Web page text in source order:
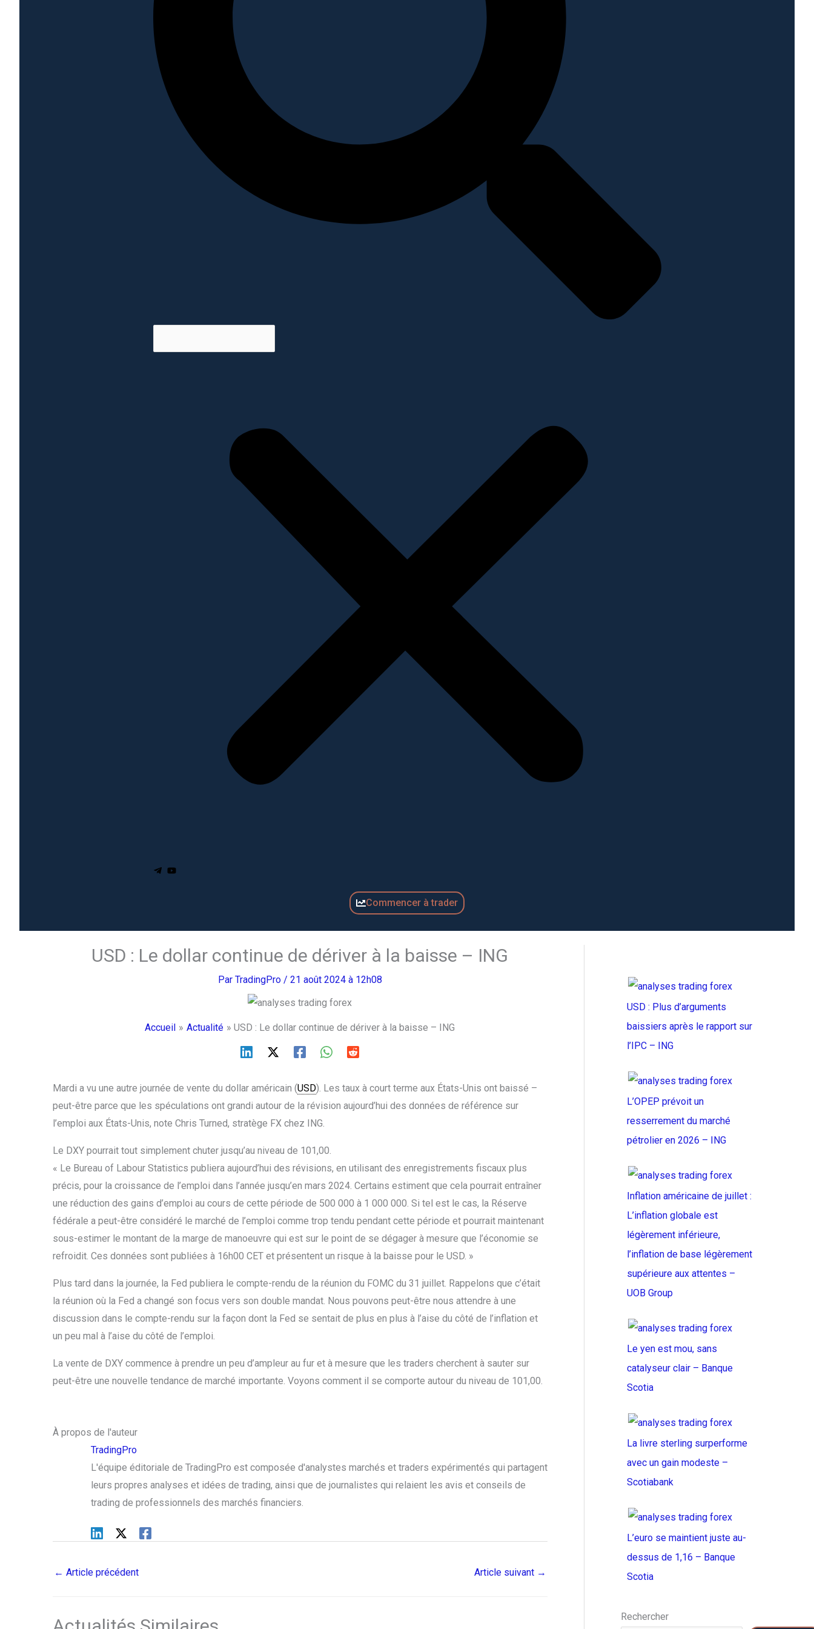
Commencer à trader
USD : Le dollar continue de dériver à la baisse – ING
Par TradingPro / 21 août 2024 à 12h08
Accueil Actualité USD : Le dollar continue de dériver à la baisse – ING
Mardi a vu une autre journée de vente du dollar américain (USD). Les taux à court terme aux États-Unis ont baissé –
peut-être parce que les spéculations ont grandi autour de la révision aujourd’hui des données de référence sur
l’emploi aux États-Unis, note Chris Turned, stratège FX chez ING.
Le DXY pourrait tout simplement chuter jusqu’au niveau de 101,00.
« Le Bureau of Labour Statistics publiera aujourd’hui des révisions, en utilisant des enregistrements fiscaux plus
précis, pour la croissance de l’emploi dans l’année jusqu’en mars 2024. Certains estiment que cela pourrait entraîner
une réduction des gains d’emploi au cours de cette période de 500 000 à 1 000 000. Si tel est le cas, la Réserve
fédérale a peut-être considéré le marché de l’emploi comme trop tendu pendant cette période et pourrait maintenant
sous-estimer le montant de la marge de manoeuvre qui est sur le point de se dégager à mesure que l’économie se
refroidit. Ces données sont publiées à 16h00 CET et présentent un risque à la baisse pour le USD. »
Plus tard dans la journée, la Fed publiera le compte-rendu de la réunion du FOMC du 31 juillet. Rappelons que c’était
la réunion où la Fed a changé son focus vers son double mandat. Nous pouvons peut-être nous attendre à une
discussion dans le compte-rendu sur la façon dont la Fed se sentait de plus en plus à l’aise du côté de l’inflation et
un peu mal à l’aise du côté de l’emploi.
La vente de DXY commence à prendre un peu d’ampleur au fur et à mesure que les traders cherchent à sauter sur
peut-être une nouvelle tendance de marché importante. Voyons comment il se comporte autour du niveau de 101,00.
À propos de l'auteur
TradingPro
L'équipe éditoriale de TradingPro est composée d'analystes marchés et traders expérimentés qui partagent
leurs propres analyses et idées de trading, ainsi que de journalistes qui relaient les avis et conseils de
trading de professionnels des marchés financiers.
← Article précédent Article suivant →
USD : Plus d’arguments
baissiers après le rapport sur
l’IPC – ING
L’OPEP prévoit un
resserrement du marché
pétrolier en 2026 – ING
Inflation américaine de juillet :
L’inflation globale est
légèrement inférieure,
l’inflation de base légèrement
supérieure aux attentes –
UOB Group
Le yen est mou, sans
catalyseur clair – Banque
Scotia
La livre sterling surperforme
avec un gain modeste –
Scotiabank
L’euro se maintient juste au-
dessus de 1,16 – Banque
Scotia
Rechercher